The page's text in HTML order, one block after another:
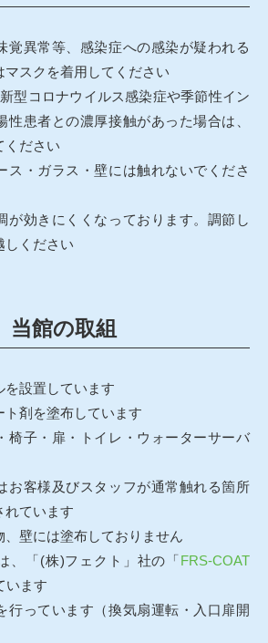
覚異常等、感染症への感染が疑われる
マスクを着用してください
型コロナウイルス感染症や季節性イン
性患者との濃厚接触があった場合は、
ください
ス・ガラス・壁には触れないでくださ
が効きにくくなっております。調節し
しください
当館の取組
を設置しています
ト剤を塗布しています
椅子・扉・トイレ・ウォーターサーバ
お客様及びスタッフが通常触れる箇所
れています
壁には塗布しておりません
、「(株)フェクト」社の「FRS-COAT
います
行っています（換気扇運転・入口扉開